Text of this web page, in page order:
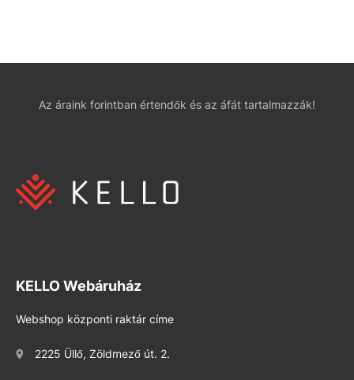
Az áraink forintban értendők és az áfát tartalmazzák!
KELLO Webáruház
Webshop központi raktár címe
2225 Üllő, Zöldmező út. 2.